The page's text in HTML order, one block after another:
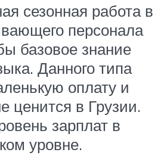
сезонная работа в
персонала
базовое знание
Данного типа
оплату и
ценится в Грузии.
зарплат в
уровне.